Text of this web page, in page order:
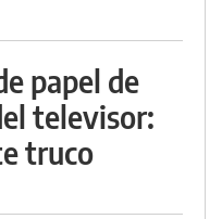
papel de
televisor:
truco